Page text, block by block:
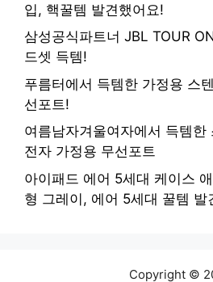
입, 핵꿀템 발견했어요!
삼성공식파트너 JBL TOUR
드셋 득템!
푸름터에서 득템한 가정용 스
선포트!
여름남자겨울여자에서 득템한
전자 가정용 무선포트
아이패드 에어 5세대 케이스
형 그레이, 에어 5세대 꿀템 발
Copyright ©